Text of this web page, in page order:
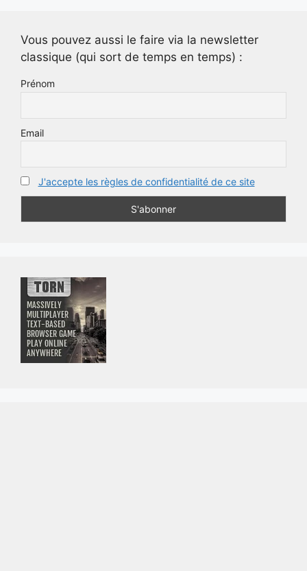
Vous pouvez aussi le faire via la newsletter
classique (qui sort de temps en temps) :
Prénom
Email
J'accepte les règles de confidentialité de ce site